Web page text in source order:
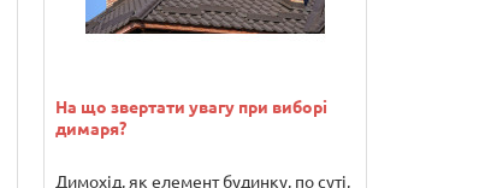
На що звертати увагу при виборі
димаря?
Димохід, як елемент будинку, по суті,